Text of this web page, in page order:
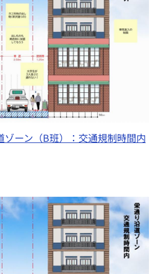
ゾーン（B班）：交通規制時間内